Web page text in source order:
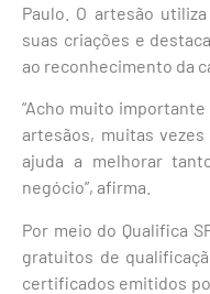
Paulo. O artesão
suas criações e
ao reconhecimento da
“Acho muito
artesãos, muitas
ajuda a melhorar
negócio”, afirma.
Por meio do Qualifica
gratuitos de
certificados emitidos